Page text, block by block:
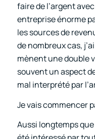
faire de l’argent
entreprise énorme
les sources de
de nombreux cas,
mènent une double
souvent un aspect
mal interprété par
Je vais commencer
Aussi longtemps